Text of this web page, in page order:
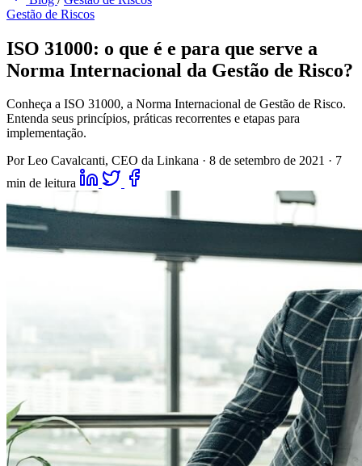
Gestão de Riscos
ISO 31000: o que é e para que serve a
Norma Internacional da Gestão de Risco?
Conheça a ISO 31000, a Norma Internacional de Gestão de Risco.
Entenda seus princípios, práticas recorrentes e etapas para
implementação.
Por Leo Cavalcanti, CEO da Linkana · 8 de setembro de 2021 · 7
min de leitura